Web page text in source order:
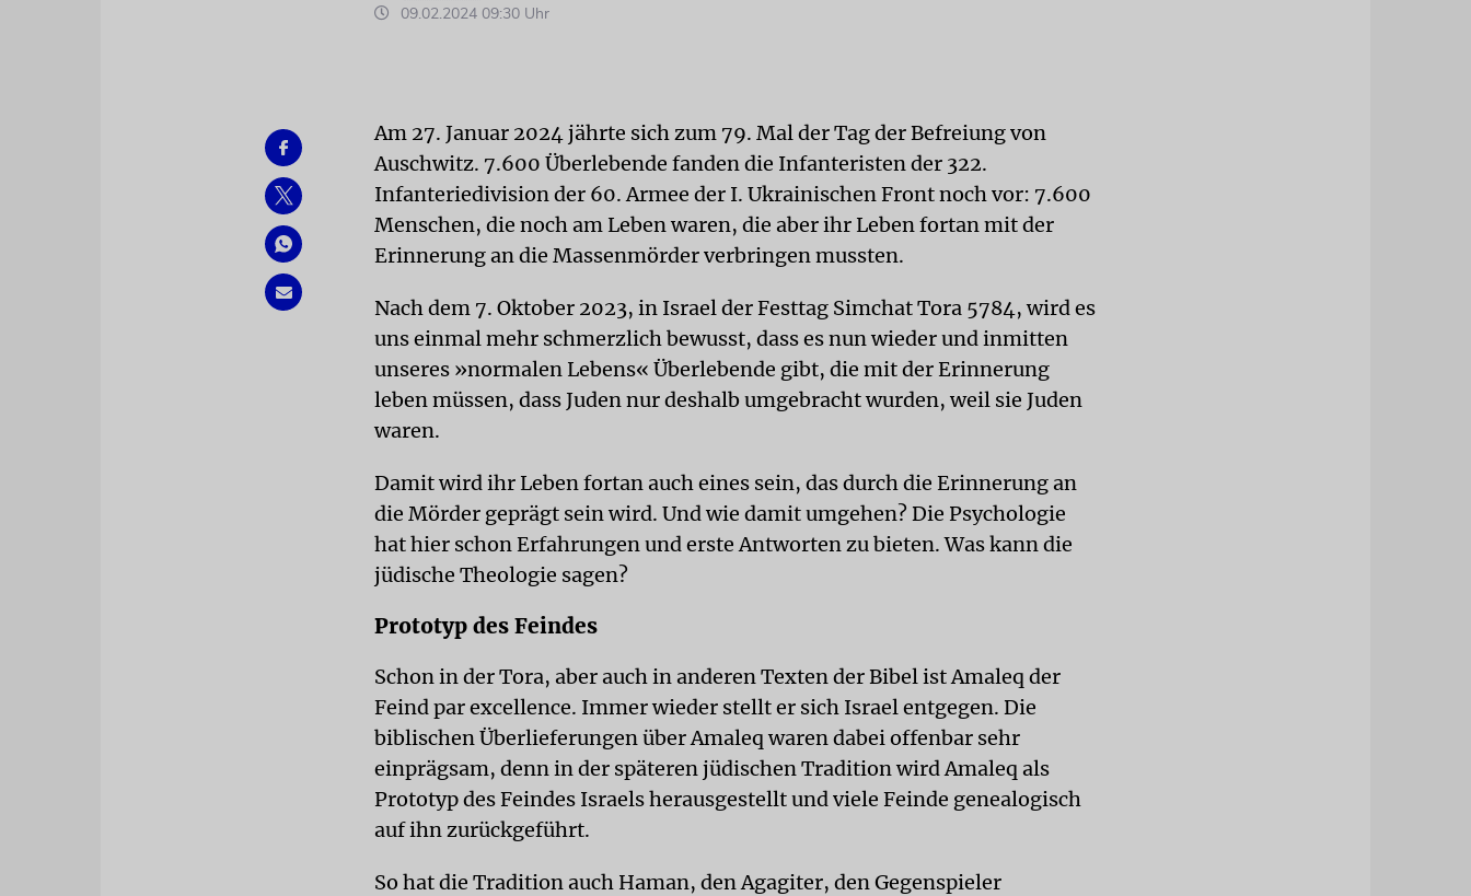
09.02.2024 09:30 Uhr
Am 27. Januar 2024 jährte sich zum 79. Mal der Tag der Befreiung von
Auschwitz. 7.600 Überlebende fanden die Infanteristen der 322.
Infanteriedivision der 60. Armee der I. Ukrainischen Front noch vor: 7.600
Menschen, die noch am Leben waren, die aber ihr Leben fortan mit der
Erinnerung an die Massenmörder verbringen mussten.
Nach dem 7. Oktober 2023, in Israel der Festtag Simchat Tora 5784, wird es
uns einmal mehr schmerzlich bewusst, dass es nun wieder und inmitten
unseres »normalen Lebens« Überlebende gibt, die mit der Erinnerung
leben müssen, dass Juden nur deshalb umgebracht wurden, weil sie Juden
waren.
Damit wird ihr Leben fortan auch eines sein, das durch die Erinnerung an
die Mörder geprägt sein wird. Und wie damit umgehen? Die Psychologie
hat hier schon Erfahrungen und erste Antworten zu bieten. Was kann die
jüdische Theologie sagen?
Prototyp des Feindes
Schon in der Tora, aber auch in anderen Texten der Bibel ist Amaleq der
Feind par excellence. Immer wieder stellt er sich Israel entgegen. Die
biblischen Überlieferungen über Amaleq waren dabei offenbar sehr
einprägsam, denn in der späteren jüdischen Tradition wird Amaleq als
Prototyp des Feindes Israels herausgestellt und viele Feinde genealogisch
auf ihn zurückgeführt.
So hat die Tradition auch Haman, den Agagiter, den Gegenspieler